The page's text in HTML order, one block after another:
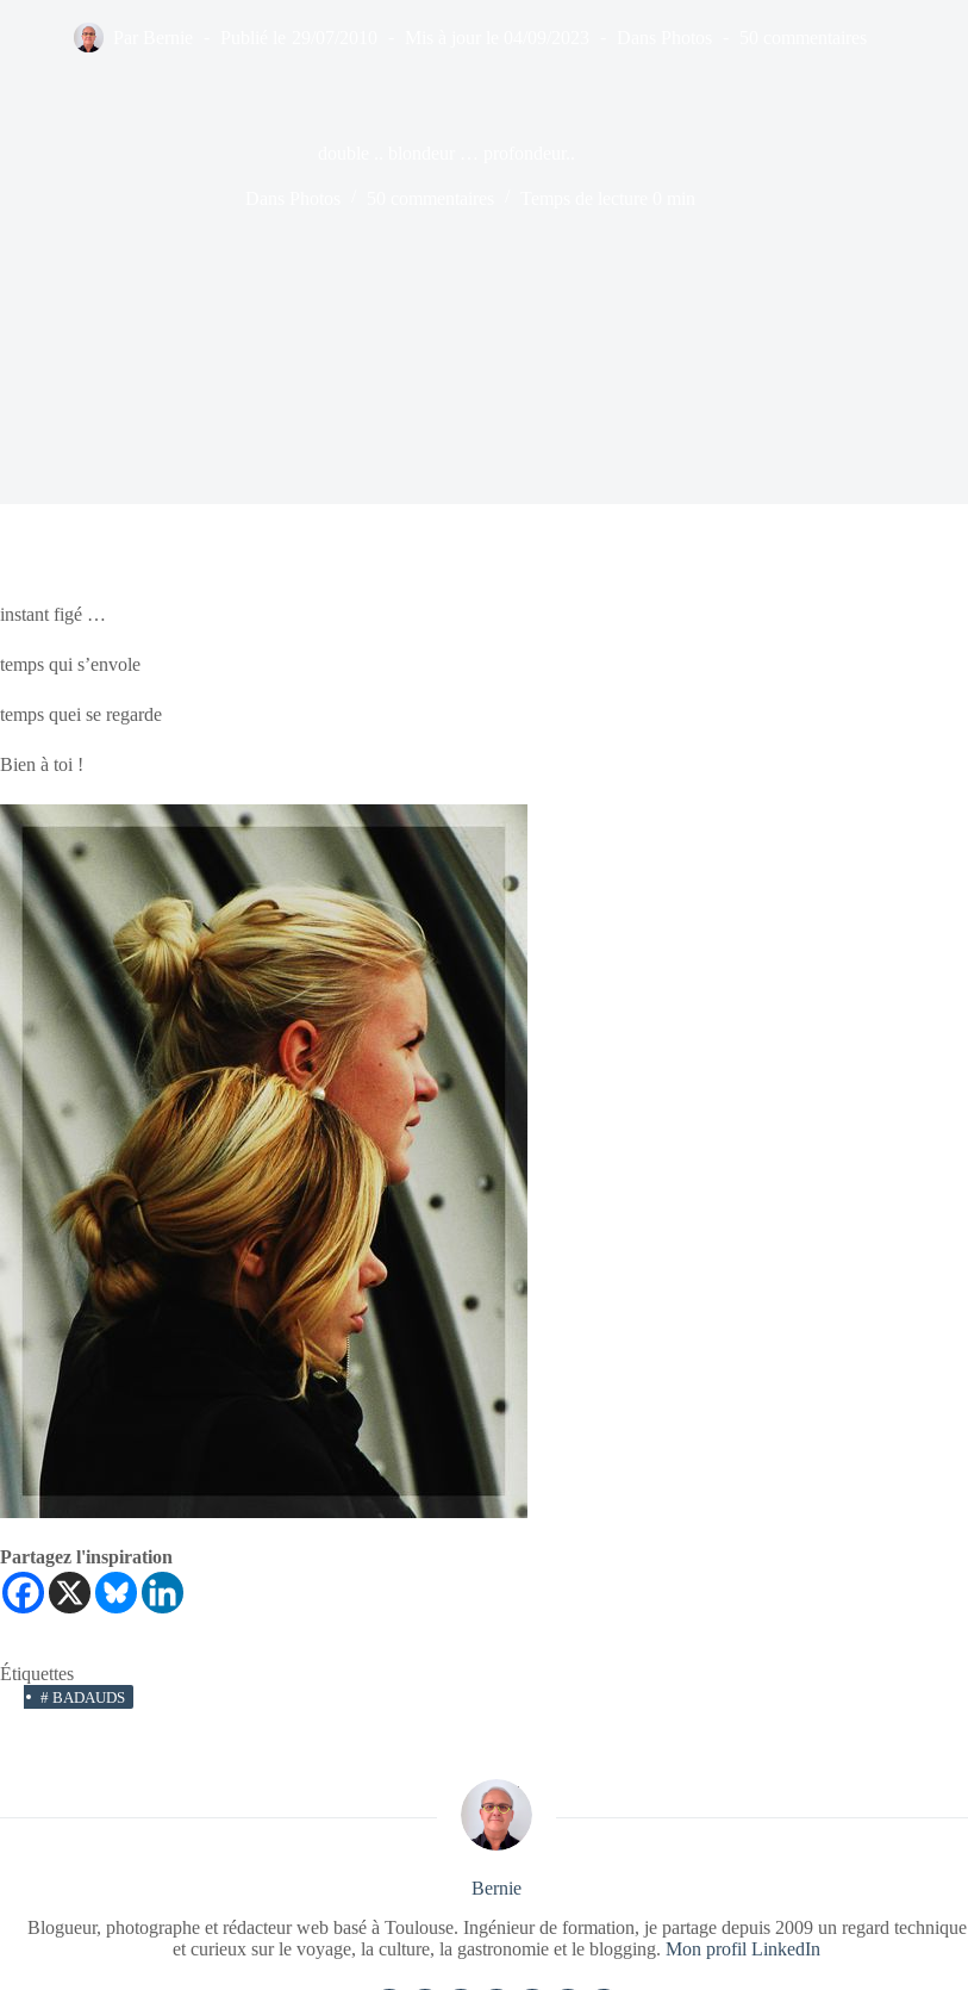
instant figé …
temps qui s’envole
temps quei se regarde
Bien à toi !
Partagez l'inspiration
Étiquettes
# BADAUDS
Bernie
Blogueur, photographe et rédacteur web basé à Toulouse. Ingénieur de formation, je partage depuis 2009 un regard technique
et curieux sur le voyage, la culture, la gastronomie et le blogging.Mon profil LinkedIn